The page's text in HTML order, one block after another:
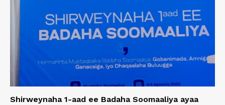
Shirweynaha 1-aad ee Badaha Soomaaliya ayaa